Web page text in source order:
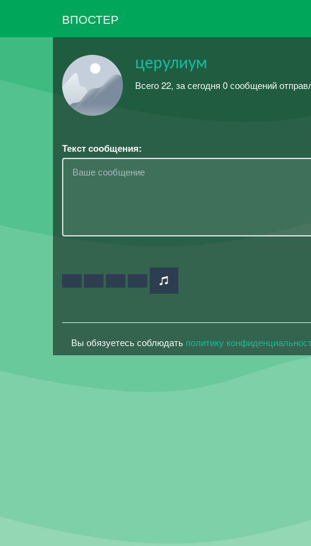
ВПОСТЕР
церулиум
Всего 22, за сегодня 0 сообщений
Текст сообщения:
Вы обязуетесь соблюдать политику